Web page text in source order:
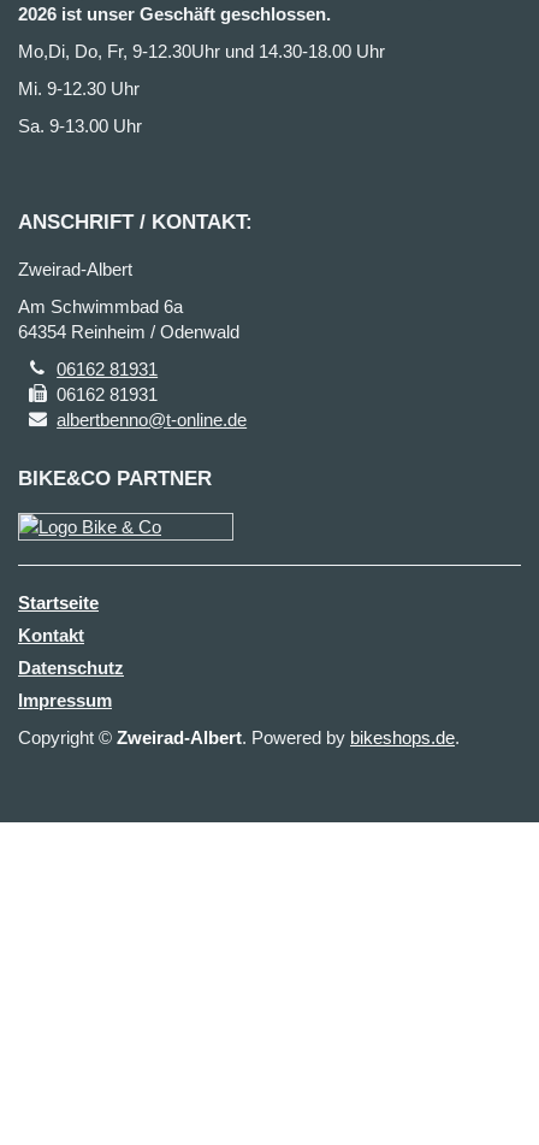
2026 ist unser Geschäft geschlossen.
Mo,Di, Do, Fr, 9-12.30Uhr und 14.30-18.00 Uhr
Mi. 9-12.30 Uhr
Sa. 9-13.00 Uhr
ANSCHRIFT / KONTAKT:
Zweirad-Albert
Am Schwimmbad 6a
64354 Reinheim / Odenwald
06162 81931
06162 81931
albertbenno@t-online.de
BIKE&CO PARTNER
Startseite
Kontakt
Datenschutz
Impressum
Copyright © Zweirad-Albert. Powered by bikeshops.de.